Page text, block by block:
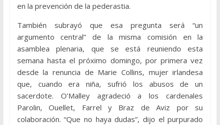
en la prevención de la pederastia.
También subrayó que esa pregunta será “un
argumento central” de la misma comisión en la
asamblea plenaria, que se está reuniendo esta
semana hasta el próximo domingo, por primera vez
desde la renuncia de Marie Collins, mujer irlandesa
que, cuando era niña, sufrió los abusos de un
sacerdote. O’Malley agradeció a los cardenales
Parolin, Ouellet, Farrel y Braz de Aviz por su
colaboración. “Que no haya dudas”, dijo el purpurado